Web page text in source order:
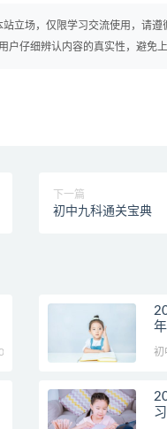
立场，仅限学习交流使用，请
户仔细辨认内容的真实性，避免上
下一篇
初中九科通关宝典
初